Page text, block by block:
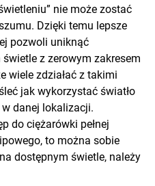
nie może zostać
Dzięki temu lepsze
pozwoli uniknąć
z zerowym zakresem
wiele zdziałać z takimi
jak wykorzystać światło
danej lokalizacji.
do ciężarówki pełnej
to można sobie
dostępnym świetle, należy